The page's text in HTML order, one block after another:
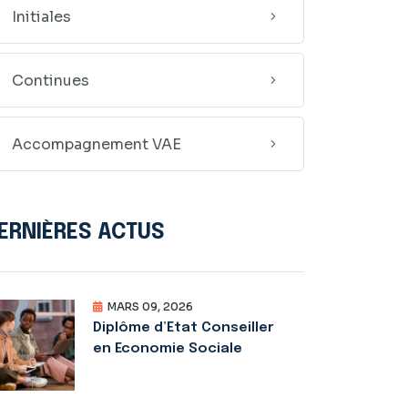
Initiales
Continues
Accompagnement VAE
ACTUS
MARS 09, 2026
Diplôme d’Etat Conseiller
en Economie Sociale